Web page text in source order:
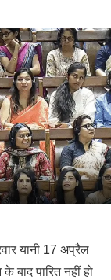
यानी 17 अप्रैल
बाद पारित नहीं हो